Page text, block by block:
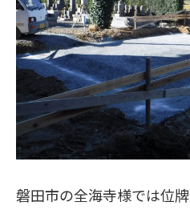
磐田市の全海寺様では位